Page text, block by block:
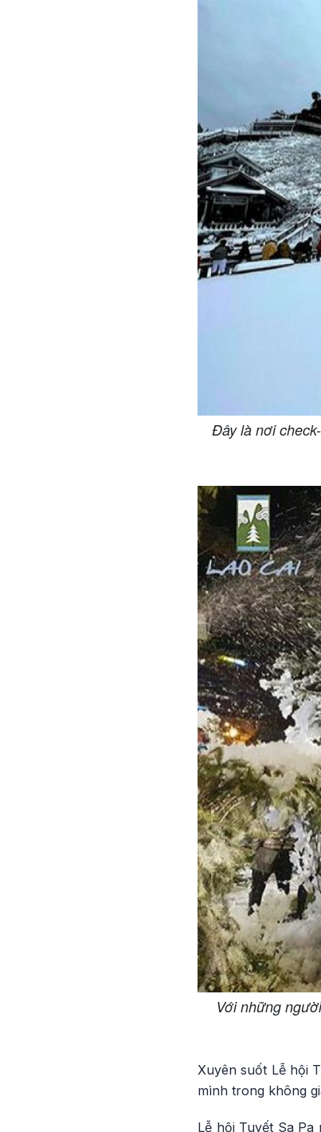
Đây là nơi
Với những
Xuyên suốt Lễ hội
mình trong không
Lễ hội Tuyết Sa